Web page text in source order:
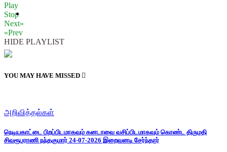
Play
Stop
Next»
«Prev
HIDE PLAYLIST
YOU MAY HAVE MISSED
அறிவித்தல்கள்
நெடியகாட்டை பிறப்பிடமாகவும் கனடாவை வசிப்பிடமாகவும் கொண்ட திருமதி
சிவரூபராணி நந்தகுமார் 24-07-2026 இறைவனடி சேர்ந்தார்